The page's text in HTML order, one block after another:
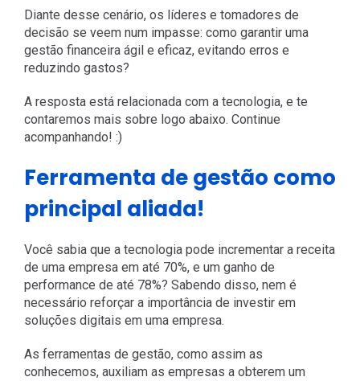
Diante desse cenário, os líderes e tomadores de
decisão se veem num impasse: como garantir uma
gestão financeira ágil e eficaz, evitando erros e
reduzindo gastos?
A resposta está relacionada com a tecnologia, e te
contaremos mais sobre logo abaixo. Continue
acompanhando! :)
Ferramenta de gestão como
principal aliada!
Você sabia que a tecnologia pode incrementar a receita
de uma empresa em até 70%, e um ganho de
performance de até 78%? Sabendo disso, nem é
necessário reforçar a importância de investir em
soluções digitais em uma empresa.
As ferramentas de gestão, como assim as
conhecemos, auxiliam as empresas a obterem um